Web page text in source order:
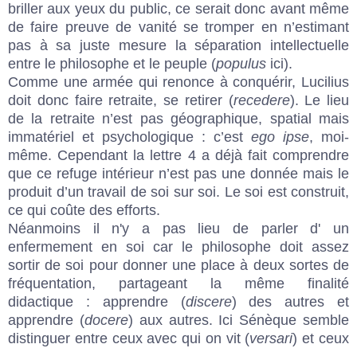
briller aux yeux du public, ce serait donc avant même
de faire preuve de vanité se tromper en n’estimant
pas à sa juste mesure la séparation intellectuelle
entre le philosophe et le peuple (populus ici).
Comme une armée qui renonce à conquérir, Lucilius
doit donc faire retraite, se retirer (recedere). Le lieu
de la retraite n’est pas géographique, spatial mais
immatériel et psychologique : c’est ego ipse, moi-
même. Cependant la lettre 4 a déjà fait comprendre
que ce refuge intérieur n’est pas une donnée mais le
produit d’un travail de soi sur soi. Le soi est construit,
ce qui coûte des efforts.
Néanmoins il n'y a pas lieu de parler d' un
enfermement en soi car le philosophe doit assez
sortir de soi pour donner une place à deux sortes de
fréquentation, partageant la même finalité
didactique : apprendre (discere) des autres et
apprendre (docere) aux autres. Ici Sénèque semble
distinguer entre ceux avec qui on vit (versari) et ceux